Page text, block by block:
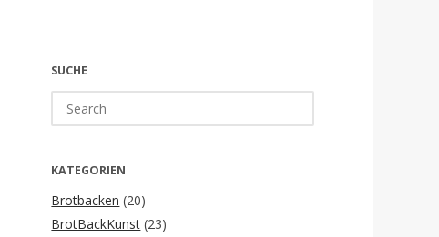
SUCHE
for:
KATEGORIEN
Brotbacken (20)
BrotBackKunst (23)